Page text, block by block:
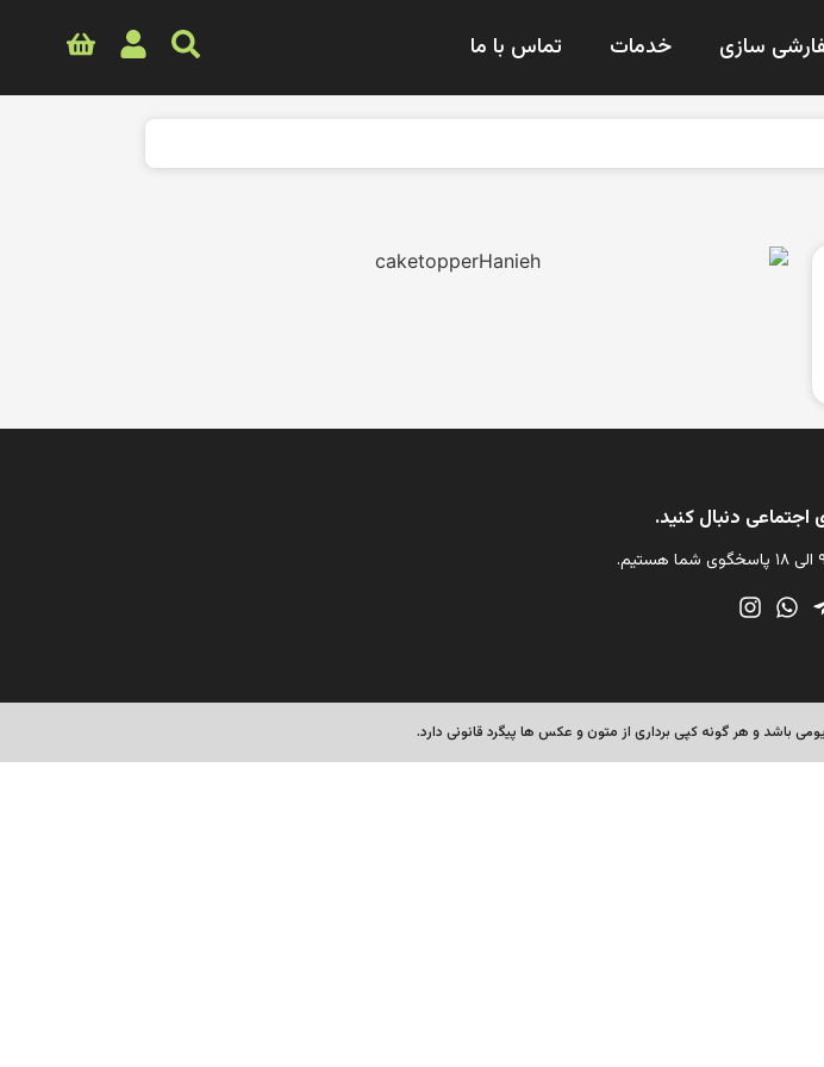
سازی خدمات تماس با ما
اجتماعی دنبال کنید.
باشد و هر گونه کپی برداری از متون و عکس ها پیگرد قانونی دارد.